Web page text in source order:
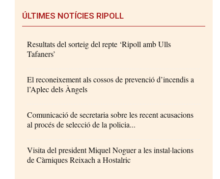
ÚLTIMES NOTÍCIES RIPOLL
Resultats del sorteig del repte ‘Ripoll amb Ulls
Tafaners’
El reconeixement als cossos de prevenció d’incendis a
l’Aplec dels Àngels
Comunicació de secretaria sobre les recent acusacions
al procés de selecció de la policia...
Visita del president Miquel Noguer a les instal·lacions
de Càrniques Reixach a Hostalric